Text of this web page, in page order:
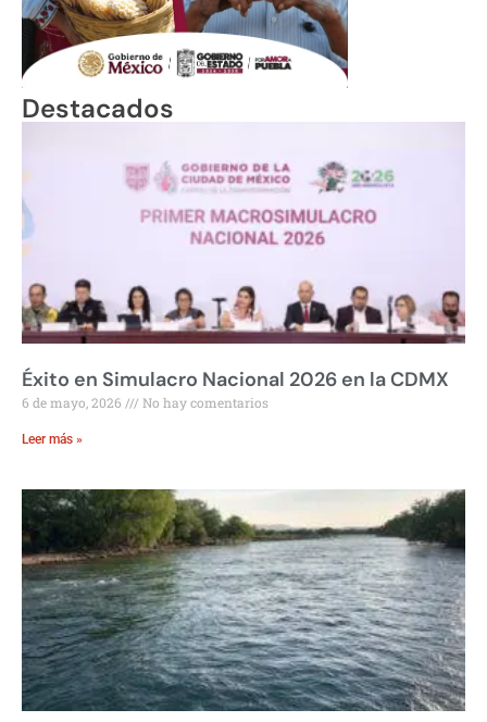
Destacados
Éxito en Simulacro Nacional 2026 en la CDMX
6 de mayo, 2026 No hay comentarios
Leer más »